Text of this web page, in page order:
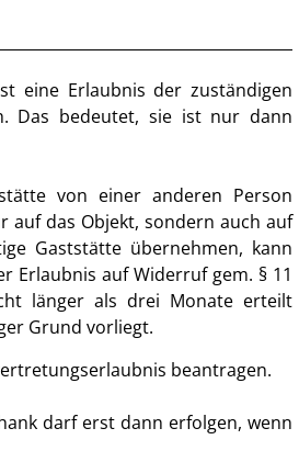
eine Erlaubnis der zuständigen
Das bedeutet, sie ist nur dann
von einer anderen Person
auf das Objekt, sondern auch auf
Gaststätte übernehmen, kann
Erlaubnis auf Widerruf gem. § 11
länger als drei Monate erteilt
Grund vorliegt.
beantragen.
darf erst dann erfolgen, wenn